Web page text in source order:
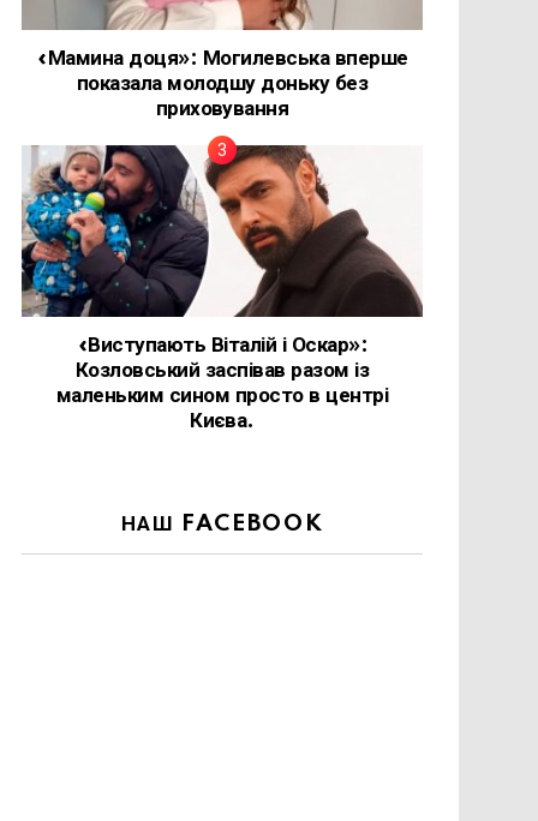
«Мамина доця»: Могилевська вперше
показала молодшу доньку без
приховування
«Виступають Віталій і Оскар»:
Козловський заспівав разом із
маленьким сином просто в центрі
Києва.
НАШ FACEBOOK